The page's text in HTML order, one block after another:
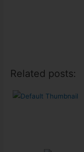
Related posts: